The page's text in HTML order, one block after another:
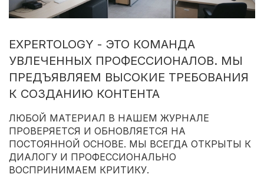
EXPERTOLOGY - ЭТО КОМАНДА
УВЛЕЧЕННЫХ ПРОФЕССИОНАЛОВ. МЫ
ПРЕДЪЯВЛЯЕМ ВЫСОКИЕ ТРЕБОВАНИЯ
К СОЗДАНИЮ КОНТЕНТА
ЛЮБОЙ МАТЕРИАЛ В НАШЕМ ЖУРНАЛЕ
ПРОВЕРЯЕТСЯ И ОБНОВЛЯЕТСЯ НА
ПОСТОЯННОЙ ОСНОВЕ. МЫ ВСЕГДА ОТКРЫТЫ К
ДИАЛОГУ И ПРОФЕССИОНАЛЬНО
ВОСПРИНИМАЕМ КРИТИКУ.